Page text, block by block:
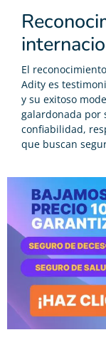
El
Adity es
y su exitoso
galardonada por
confiabilidad,
que buscan